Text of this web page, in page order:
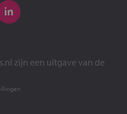
zijn een uitgave van de